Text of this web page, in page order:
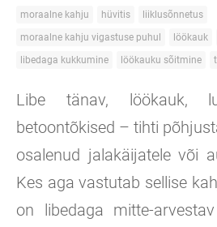
moraalne kahju hüvitis
liiklusõnnetus
moraalne kahju vigastuse puhul
löökauk
libedaga kukkumine
löökauku sõitmine
Libe tänav, löökauk,
betoontõkised – tihti
osalenud jalakäijatele või
Kes aga vastutab sellise
on libedaga mitte-